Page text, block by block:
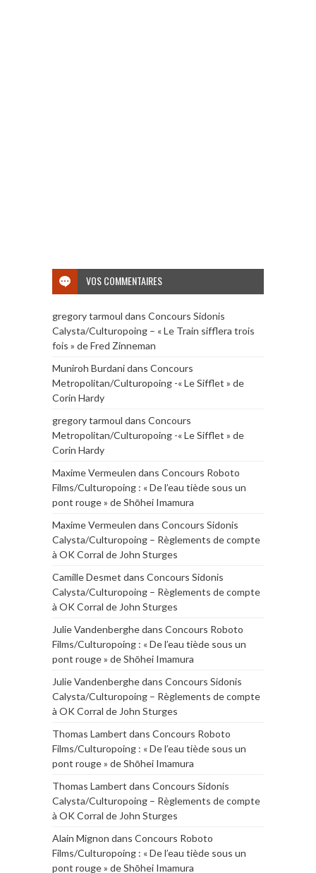
VOS COMMENTAIRES
gregory tarmoul dans Concours Sidonis
Calysta/Culturopoing – « Le Train sifflera trois
fois » de Fred Zinneman
Muniroh Burdanidans Concours
Metropolitan/Culturopoing -« Le Sifflet » de
Corin Hardy
gregory tarmoul dans Concours
Metropolitan/Culturopoing -« Le Sifflet » de
Corin Hardy
Maxime Vermeulen dans Concours Roboto
Films/Culturopoing : « De l’eau tiède sous un
pont rouge » de Shōhei Imamura
Maxime Vermeulen dans Concours Sidonis
Calysta/Culturopoing – Règlements de compte
à OK Corral de John Sturges
Camille Desmet dans Concours Sidonis
Calysta/Culturopoing – Règlements de compte
à OK Corral de John Sturges
Julie Vandenberghedans Concours Roboto
Films/Culturopoing : « De l’eau tiède sous un
pont rouge » de Shōhei Imamura
Julie Vandenberghedans Concours Sidonis
Calysta/Culturopoing – Règlements de compte
à OK Corral de John Sturges
Thomas Lambert dans Concours Roboto
Films/Culturopoing : « De l’eau tiède sous un
pont rouge » de Shōhei Imamura
Thomas Lambert dans Concours Sidonis
Calysta/Culturopoing – Règlements de compte
à OK Corral de John Sturges
Alain Mignon dans Concours Roboto
Films/Culturopoing : « De l’eau tiède sous un
pont rouge » de Shōhei Imamura